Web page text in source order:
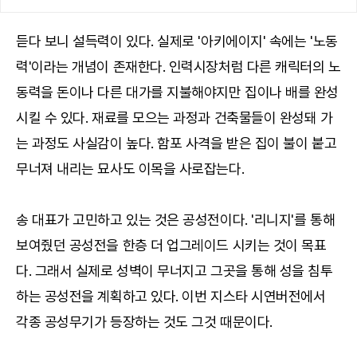
듣다 보니 설득력이 있다. 실제로 '아키에이지' 속에는 '노동
력'이라는 개념이 존재한다. 인력시장처럼 다른 캐릭터의 노
동력을 돈이나 다른 대가를 지불해야지만 집이나 배를 완성
시킬 수 있다. 재료를 모으는 과정과 건축물들이 완성돼 가
는 과정도 사실감이 높다. 함포 사격을 받은 집이 불이 붙고
무너져 내리는 묘사도 이목을 사로잡는다.
송 대표가 고민하고 있는 것은 공성전이다. '리니지'를 통해
보여줬던 공성전을 한층 더 업그레이드 시키는 것이 목표
다. 그래서 실제로 성벽이 무너지고 그곳을 통해 성을 침투
하는 공성전을 계획하고 있다. 이번 지스타 시연버전에서
각종 공성무기가 등장하는 것도 그것 때문이다.